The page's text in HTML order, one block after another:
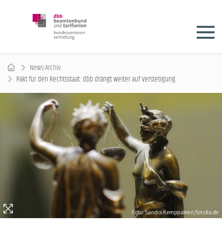
News-Archiv
Pakt für den Rechtsstaat: dbb drängt weiter auf Verstetigung